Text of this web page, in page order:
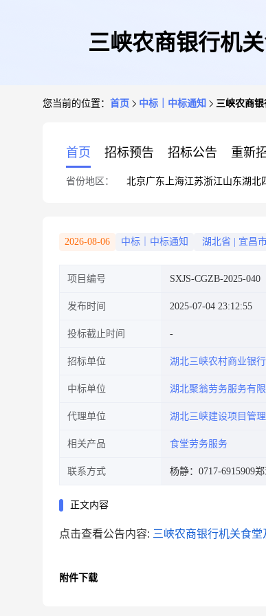
三峡农商银行机
您当前的位置： 首页 中标｜中标通知 三峡农商
首页 招标预告 招标公告 重新
省份地区： 北京广东 上海江苏浙江山东湖北
2026-08-06 中标｜中标通知 湖北省 宜昌
项目编号 SXJS-CGZB-2025-040
发布时间 2025-07-04 23:12:55
投标截止时间
招标单位 湖北三峡农村商业银
中标单位 湖北聚翁劳务服务有限
代理单位 湖北三峡建设项目管
相关产品 食堂劳务服务
联系方式 杨静：0717-6915909郑
正文内容
点击查看公告内容: 三峡农商银行机关食
附件下载